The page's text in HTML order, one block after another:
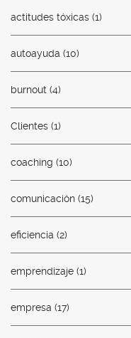
actitudes tóxicas (1)
autoayuda (10)
burnout (4)
Clientes (1)
coaching (10)
comunicación (15)
eficiencia (2)
emprendizaje (1)
empresa (17)